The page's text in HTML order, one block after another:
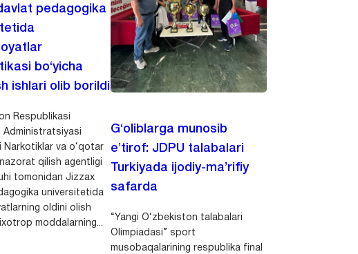
pedagogika
bo‘yicha
ishlari olib borildi
Respublikasi
Administratsiyasi
Narkotiklar va o‘qotar
qilish agentligi
tomonidan Jizzax
universitetida
oldini olish
moddalarning...
G‘oliblarga munosib
e’tirof: JDPU talabalari
Turkiyada ijodiy-ma’rifiy
safarda
“Yangi O‘zbekiston talabalari
Olimpiadasi” sport
musobaqalarining respublika final